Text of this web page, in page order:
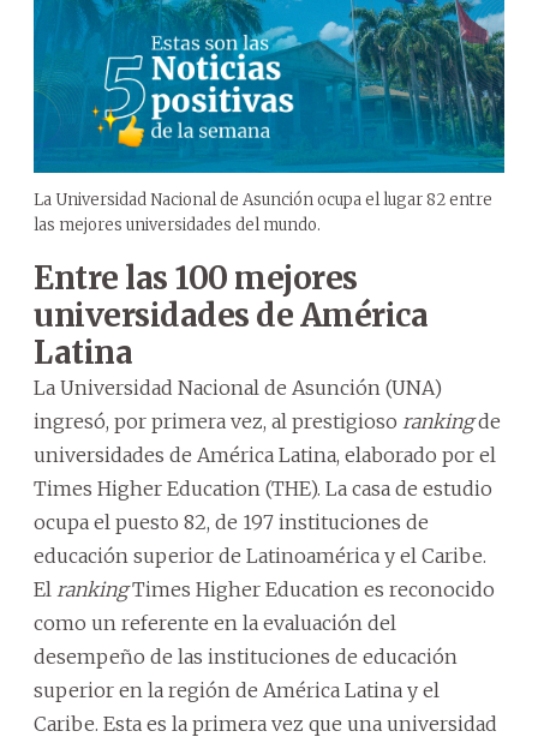
La Universidad Nacional de Asunción ocupa el lugar 82 entre
las mejores universidades del mundo.
Entre las 100 mejores
universidades de América
Latina
La Universidad Nacional de Asunción (UNA)
ingresó, por primera vez, al prestigioso rankingde
universidades de América Latina, elaborado por el
Times Higher Education (THE). La casa de estudio
ocupa el puesto 82, de 197 instituciones de
educación superior de Latinoamérica y el Caribe.
El rankingTimes Higher Education es reconocido
como un referente en la evaluación del
desempeño de las instituciones de educación
superior en la región de América Latina y el
Caribe. Esta es la primera vez que una universidad